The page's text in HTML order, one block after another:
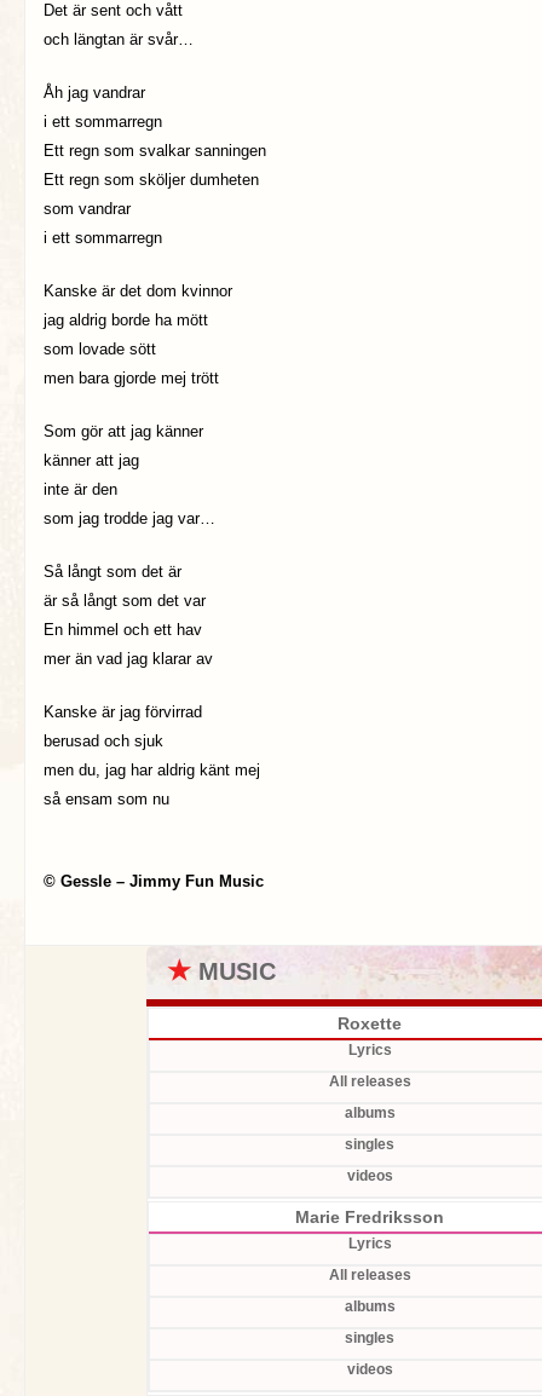
Det är sent och vått
och längtan är svår…
Åh jag vandrar
i ett sommarregn
Ett regn som svalkar sanningen
Ett regn som sköljer dumheten
som vandrar
i ett sommarregn
Kanske är det dom kvinnor
jag aldrig borde ha mött
som lovade sött
men bara gjorde mej trött
Som gör att jag känner
känner att jag
inte är den
som jag trodde jag var…
Så långt som det är
är så långt som det var
En himmel och ett hav
mer än vad jag klarar av
Kanske är jag förvirrad
berusad och sjuk
men du, jag har aldrig känt mej
så ensam som nu
© Gessle – Jimmy Fun Music
★ MUSIC
Roxette
Lyrics
All releases
albums
singles
videos
Marie Fredriksson
Lyrics
All releases
albums
singles
videos